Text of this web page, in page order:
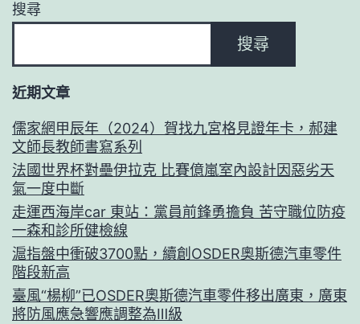
搜尋
搜尋
近期文章
儒家網甲辰年（2024）賀找九宮格見證年卡，郝建
文師長教師書寫系列
法國世界杯對壘伊拉克 比賽億嵐室內設計因惡劣天
氣一度中斷
走運西海岸car 東站：黨員前鋒勇擔負 苦守職位防疫
一森和診所健檢線
滬指盤中衝破3700點，續創OSDER奧斯德汽車零件
階段新高
臺風“楊柳”已OSDER奧斯德汽車零件移出廣東，廣東
將防風應急響應調整為Ⅲ級